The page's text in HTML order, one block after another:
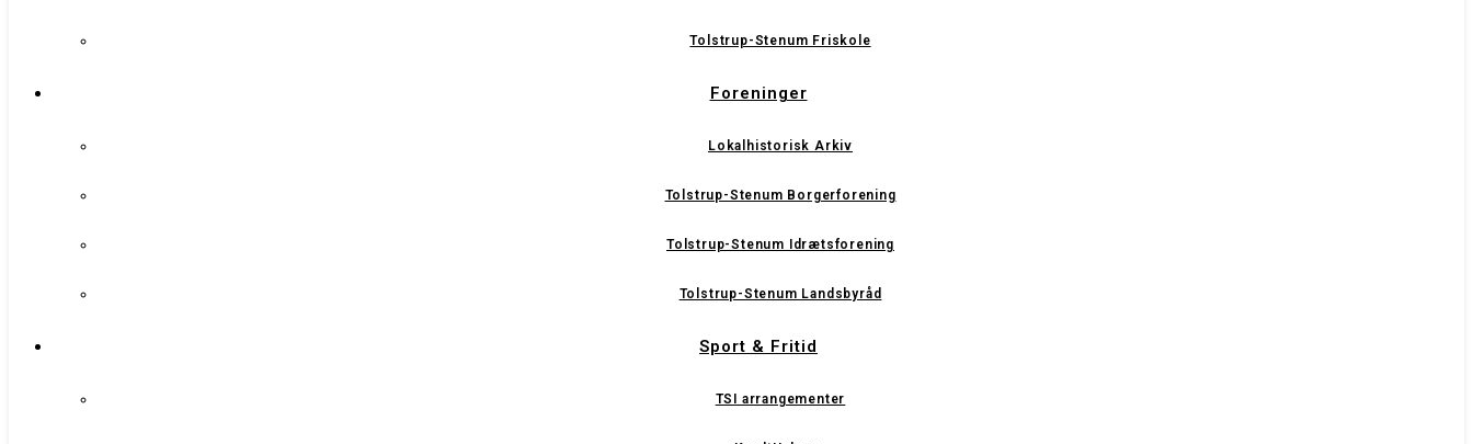
Tolstrup-Stenum Friskole
Foreninger
Lokalhistorisk Arkiv
Tolstrup-Stenum Borgerforening
Tolstrup-Stenum Idrætsforening
Tolstrup-Stenum Landsbyråd
Sport & Fritid
TSI arrangementer